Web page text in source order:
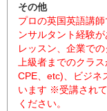
その他
プロの英国英語講
ンサルタント経験
レッスン、企業で
上級者までのクラ
CPE、etc)、ビジネ
います ※受講され
ください。